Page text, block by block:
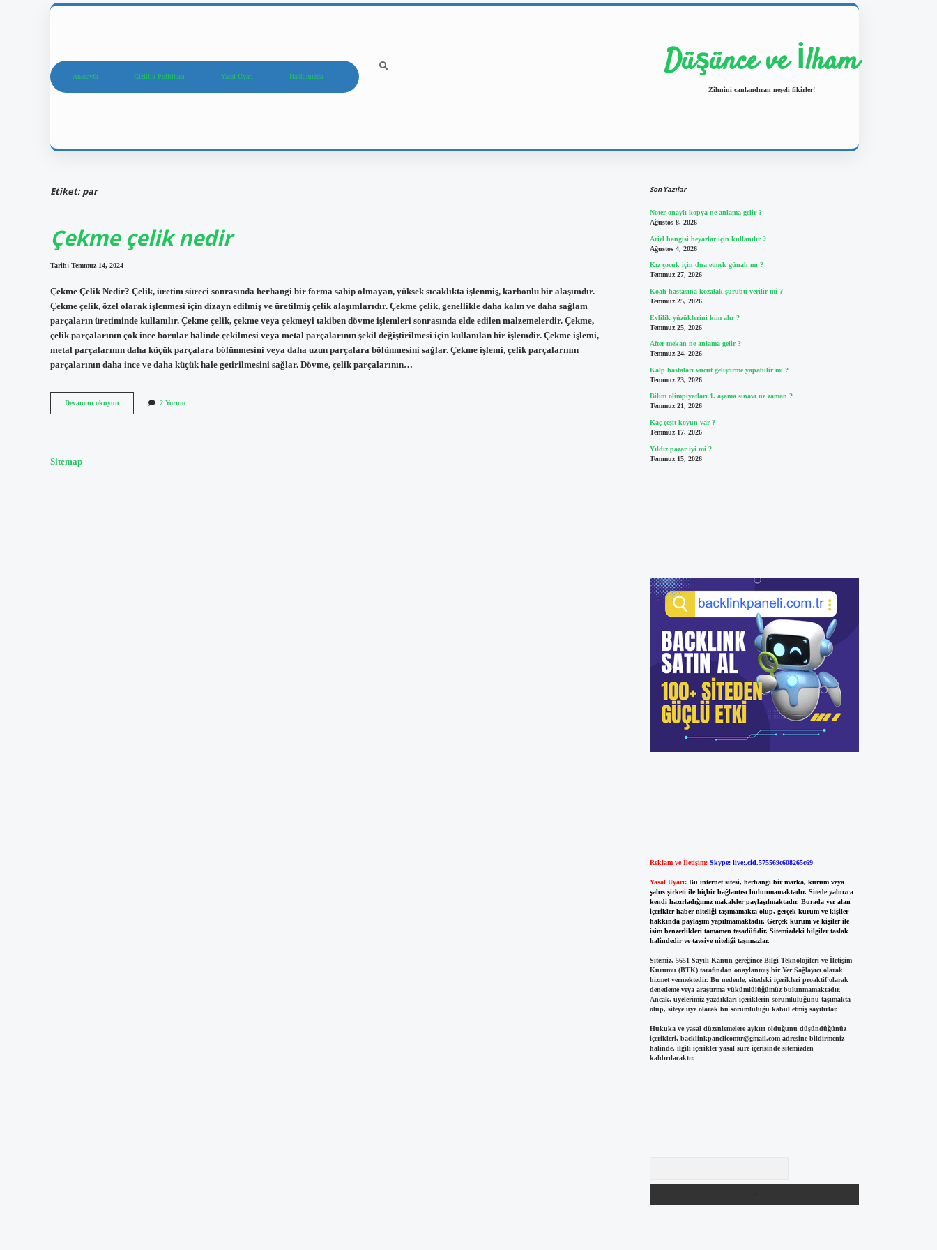
Anasayfa Gizlilik Politikası Yasal Uyarı Hakkımızda Düşünce ve İlham
Zihnini canlandıran neşeli fikirler!
Etiket:par
Çekme çelik nedir
Tarih: Temmuz 14, 2024
Çekme Çelik Nedir? Çelik, üretim süreci sonrasında herhangi bir forma sahip olmayan, yüksek sıcaklıkta işlenmiş, karbonlu bir alaşımdır.
Çekme çelik, özel olarak işlenmesi için dizayn edilmiş ve üretilmiş çelik alaşımlarıdır. Çekme çelik, genellikle daha kalın ve daha sağlam
parçaların üretiminde kullanılır. Çekme çelik, çekme veya çekmeyi takiben dövme işlemleri sonrasında elde edilen malzemelerdir. Çekme,
çelik parçalarının çok ince borular halinde çekilmesi veya metal parçalarının şekil değiştirilmesi için kullanılan bir işlemdir. Çekme işlemi,
metal parçalarının daha küçük parçalara bölünmesini veya daha uzun parçalara bölünmesini sağlar. Çekme işlemi, çelik parçalarının
parçalarının daha ince ve daha küçük hale getirilmesini sağlar. Dövme, çelik parçalarının…
Devamını okuyun
çelik
2 Yorum
Sitemap
Son Yazılar
Noter onaylı kopya ne anlama gelir ?
Ağustos 8, 2026
Ariel hangisi beyazlar için kullanılır ?
Ağustos 4, 2026
Kız çocuk için dua etmek günah mı ?
Temmuz 27, 2026
Koah hastasına kozalak şurubu verilir mi ?
Temmuz 25, 2026
Evlilik yüzüklerini kim alır ?
Temmuz 25, 2026
After mekan ne anlama gelir ?
Temmuz 24, 2026
Kalp hastaları vücut geliştirme yapabilir mi ?
Temmuz 23, 2026
Bilim olimpiyatları 1. aşama sınavı ne zaman ?
Temmuz 21, 2026
Kaç çeşit koyun var ?
Temmuz 17, 2026
Yıldız pazar iyi mi ?
Temmuz 15, 2026
Reklam ve İletişim: Skype: live:.cid.575569c608265c69
Yasal Uyarı: Bu internet sitesi, herhangi bir marka, kurum veya
şahıs şirketi ile hiçbir bağlantısı bulunmamaktadır. Sitede yalnızca
kendi hazırladığımız makaleler paylaşılmaktadır. Burada yer alan
içerikler haber niteliği taşımamakta olup, gerçek kurum ve kişiler
hakkında paylaşım yapılmamaktadır. Gerçek kurum ve kişiler ile
isim benzerlikleri tamamen tesadüfidir. Sitemizdeki bilgiler taslak
halindedir ve tavsiye niteliği taşımazlar.
Sitemiz, 5651 Sayılı Kanun gereğince Bilgi Teknolojileri ve İletişim
Kurumu (BTK) tarafından onaylanmış bir Yer Sağlayıcı olarak
hizmet vermektedir. Bu nedenle, sitedeki içerikleri proaktif olarak
denetleme veya araştırma yükümlülüğümüz bulunmamaktadır.
Ancak, üyelerimiz yazdıkları içeriklerin sorumluluğunu taşımakta
olup, siteye üye olarak bu sorumluluğu kabul etmiş sayılırlar.
Hukuka ve yasal düzenlemelere aykırı olduğunu düşündüğünüz
içerikleri, backlinkpanelicomtr@gmail.comadresine bildirmeniz
halinde, ilgili içerikler yasal süre içerisinde sitemizden
kaldırılacaktır.